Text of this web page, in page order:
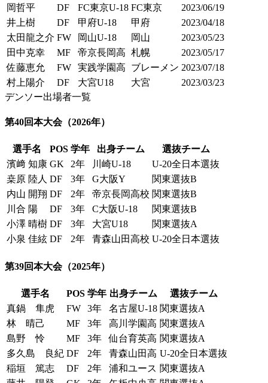
岡哲平
DF FC東京U-18 FC東京
2023/06/19
井上樹
DF 甲府U-18 甲府
2023/04/18
太田龍之介 FW 岡山U-18 岡山
2023/05/23
田中克幸
MF 帝京長岡高 札幌
2023/05/17
佐藤恵允
FW 実践学園高 ブレーメン 2023/07/18
村上陽介
DF 大宮U18 大宮
2023/03/23
デンソー出場者一覧
第40回本大会（2026年）
選手名 POS 学年 出身チーム
選抜チーム
濱﨑 知康 GK 2年 川崎U-18
U-20全日本選抜
桒原 陸人 DF 3年 G大阪Y
関東選抜B
内山 開翔 DF 2年 帝京長岡高校 関東選抜B
川合 陽
DF 3年 C大阪U-18
関東選抜B
小澤 晴樹 DF 3年 大宮U18
関東選抜A
小泉 佳絃 DF 2年 青森山田高校 U-20全日本選抜
第39回本大会（2025年）
選手名 POS 学年 出身チーム
選抜チーム
真鍋 隼虎
FW 3年 名古屋U-18 関東選抜A
林 晴己
MF 3年 高川学園高 関東選抜A
島野 怜
MF 3年 仙台育英高 関東選抜A
多久島 良紀 DF 2年 青森山田高 U-20全日本選抜
稲垣 篤志
DF 2年 浦和ユース 関東選抜A